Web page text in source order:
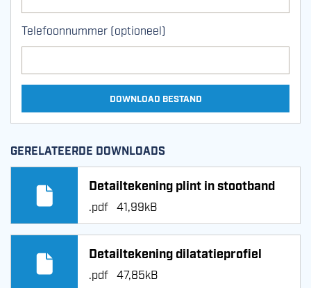
Telefoonnummer (optioneel)
DOWNLOAD BESTAND
GERELATEERDE DOWNLOADS
Detailtekening plint in stootband
.pdf 41,99kB
Detailtekening dilatatieprofiel
.pdf 47,85kB